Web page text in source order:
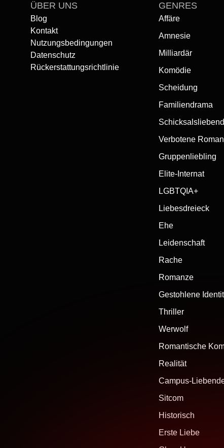
ÜBER UNS
Blog
Kontakt
Nutzungsbedingungen
Datenschutz
Rückerstattungsrichtlinie
GENRES
Affäre
Amnesie
Milliardär
Komödie
Scheidung
Familiendrama
Verbotene
Gruppenliebling
Elite-Internat
LGBTQIA+
Liebesdreieck
Ehe
Leidenschaft
Rache
Romanze
Gestohlene
Thriller
Werwolf
Romantische
Realität
Campus-
Sitcom
Historisch
Erste Liebe